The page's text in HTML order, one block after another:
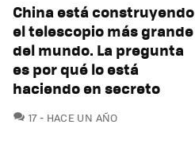
China está construyendo
el telescopio más grande
del mundo. La pregunta
es por qué lo está
haciendo en secreto
17COMENTARIOS
HACE UN AÑO